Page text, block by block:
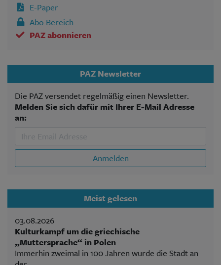
E-Paper
Abo Bereich
PAZ abonnieren
PAZ Newsletter
Die PAZ versendet regelmäßig einen Newsletter.
Melden Sie sich dafür mit Ihrer E-Mail Adresse
an:
Anmelden
Meist gelesen
03.08.2026
Kulturkampf um die griechische
„Muttersprache“ in Polen
Immerhin zweimal in 100 Jahren wurde die Stadt an